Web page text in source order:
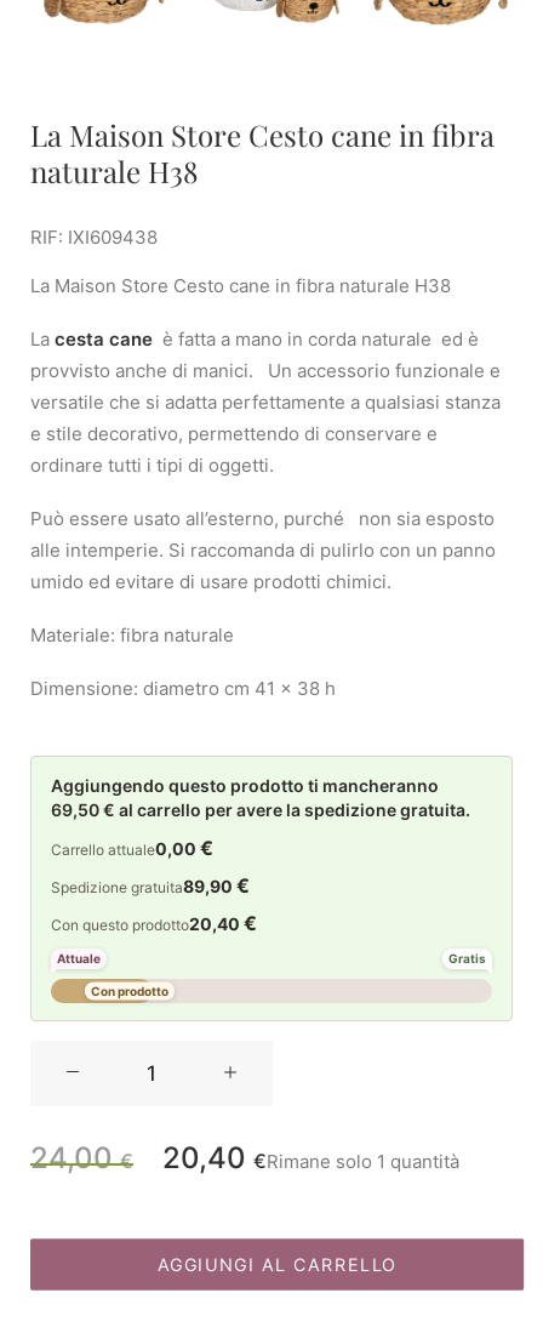
La Maison Store Cesto cane in fibra
naturale H38
RIF: IXI609438
La Maison Store Cesto cane in fibra naturale H38
La cesta cane è fatta a mano in corda naturale ed è
provvisto anche di manici. Un accessorio funzionale e
versatile che si adatta perfettamente a qualsiasi stanza
e stile decorativo, permettendo di conservare e
ordinare tutti i tipi di oggetti.
Può essere usato all’esterno, purché non sia esposto
alle intemperie. Si raccomanda di pulirlo con un panno
umido ed evitare di usare prodotti chimici.
Materiale: fibra naturale
Dimensione: diametro cm 41 x 38 h
Aggiungendo questo prodotto ti mancheranno
69,50 € al carrello per avere la spedizione gratuita.
Carrello attuale0,00 €
Spedizione gratuita89,90 €
Con questo prodotto20,40 €
Attuale Gratis
Con prodotto
cane
H38
24,00€
originale
20,40 €Il
attuale
Rimane solo 1 quantità
AGGIUNGI AL CARRELLO